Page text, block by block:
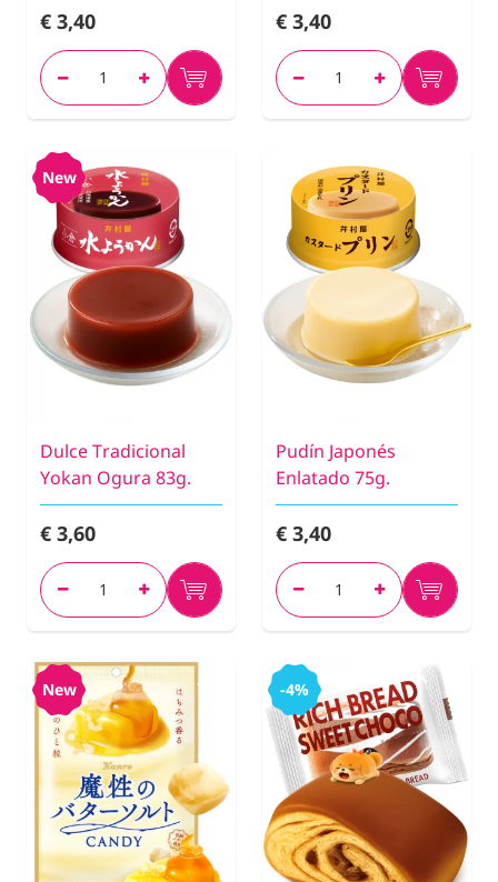
€ 3,40 € 3,40
New
Dulce Tradicional
Yokan Ogura 83g.
€ 3,60
Pudín Japonés
Enlatado 75g.
€ 3,40
New -4%